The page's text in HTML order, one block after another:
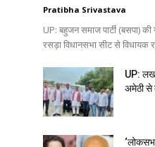
Pratibha Srivastava
UP: बहुजन समाज पार्टी (बसपा) की
रसड़ा विधानसभा सीट से विधायक
UP:
अमेठी से